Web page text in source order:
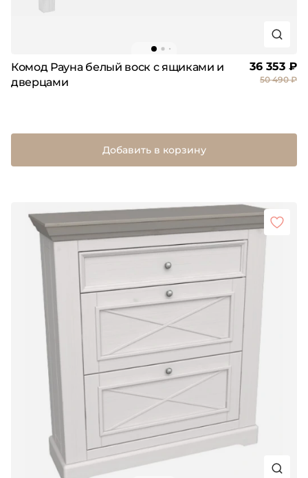
Комод Рауна белый воск с ящиками и
дверцами
36 353 ₽
50 490 ₽
Добавить в корзину